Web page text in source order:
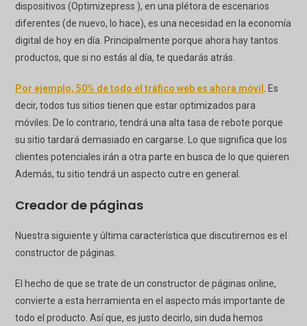
dispositivos (Optimizepress ), en una plétora de escenarios
diferentes (de nuevo, lo hace), es una necesidad en la economía
digital de hoy en día. Principalmente porque ahora hay tantos
productos, que si no estás al día, te quedarás atrás.
Por ejemplo, 50% de todo el tráfico web es ahora móvil
. Es
decir, todos tus sitios tienen que estar optimizados para
móviles. De lo contrario, tendrá una alta tasa de rebote porque
su sitio tardará demasiado en cargarse. Lo que significa que los
clientes potenciales irán a otra parte en busca de lo que quieren.
Además, tu sitio tendrá un aspecto cutre en general.
Creador de páginas
Nuestra siguiente y última característica que discutiremos es el
constructor de páginas.
El hecho de que se trate de un constructor de páginas online,
convierte a esta herramienta en el aspecto más importante de
todo el producto. Así que, es justo decirlo, sin duda hemos